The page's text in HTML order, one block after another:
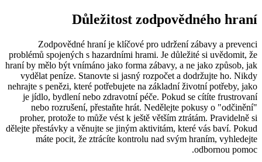
Důležitost zodpovědného hraní
Zodpovědné hraní je klíčové pro udržení zábavy a prevenci
problémů spojených s hazardními hrami. Je důležité si uvědomit, že
hraní by mělo být vnímáno jako forma zábavy, a ne jako způsob, jak
vydělat peníze. Stanovte si jasný rozpočet a dodržujte ho. Nikdy
nehrajte s penězi, které potřebujete na základní životní potřeby, jako
je jídlo, bydlení nebo zdravotní péče. Pokud se cítíte frustrovaní
nebo rozrušení, přestaňte hrát. Nedělejte pokusy o "odčinění"
proher, protože to může vést k ještě větším ztrátám. Pravidelně si
dělejte přestávky a věnujte se jiným aktivitám, které vás baví. Pokud
máte pocit, že ztrácíte kontrolu nad svým hraním, vyhledejte
odbornou pomoc.